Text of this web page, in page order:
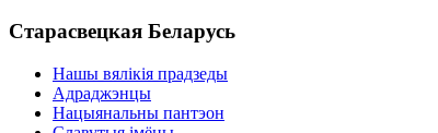
Старасвецкая Беларусь
Нашы вялікія прадзеды
Адраджэнцы
Нацыянальны пантэон